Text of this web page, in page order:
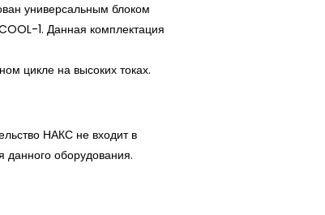
универсальным блоком
1. Данная комплектация
цикле на высоких токах.
НАКС не входит в
данного оборудования.